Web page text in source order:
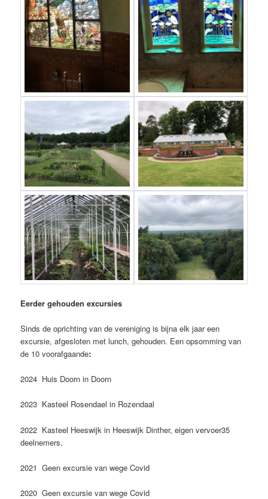
Eerder gehouden excursies
Sinds de oprichting van de vereniging is bijna elk jaar een
excursie, afgesloten met lunch, gehouden. Een opsomming van
de 10 voorafgaande:
2024 Huis Doorn in Doorn
2023 Kasteel Rosendael in Rozendaal
2022 Kasteel Heeswijk in Heeswijk Dinther, eigen vervoer35
deelnemers,
2021 Geen excursie van wege Covid
2020 Geen excursie van wege Covid